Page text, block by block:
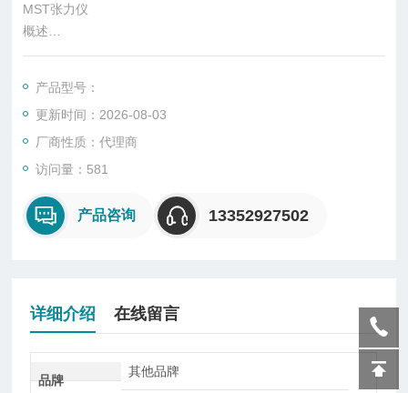
MST张力仪
概述
张力仪是测量丝网受到拉力作用时其内部与固定丝网接触体之间
张力的单位用牛顿/厘米表示。张力也可以用相对数值来表示。厘
米张力仪就是用相对数值表示张力的一种，是通过张力仪自身重
量使丝网下沉的深度的数值（毫米）来计算，张力数值可从指示
盘上直接得到，或者从控制盘上间接得到。张力仪有手工操作和
产品型号：
更新时间：2026-08-03
厂商性质：代理商
访问量：581
产品咨询 13352927502
详细介绍 在线留言
品牌
其他品牌